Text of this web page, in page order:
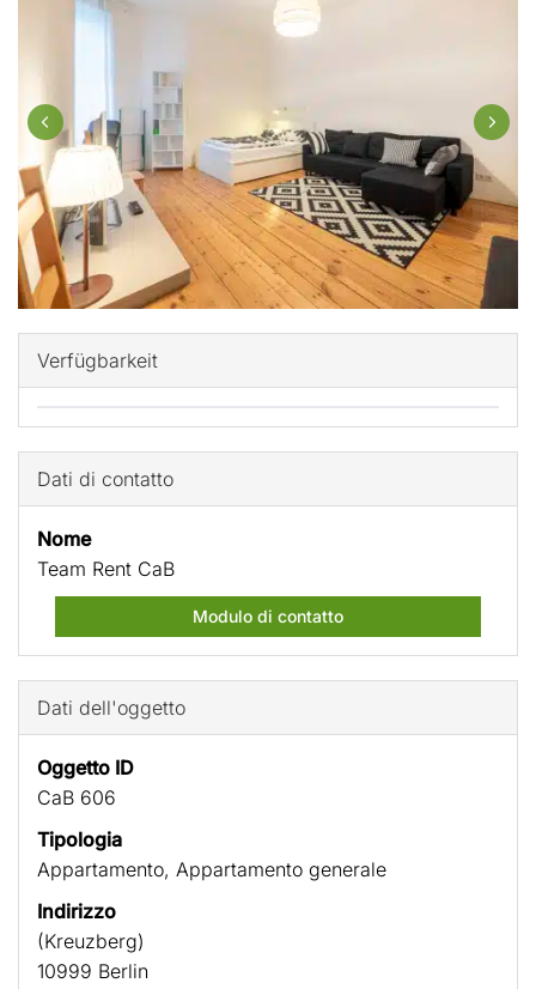
Verfügbarkeit
Dati di contatto
Nome
Team Rent CaB
Modulo di contatto
Dati dell'oggetto
Oggetto ID
CaB 606
Tipologia
Appartamento, Appartamento generale
Indirizzo
(Kreuzberg)
10999 Berlin